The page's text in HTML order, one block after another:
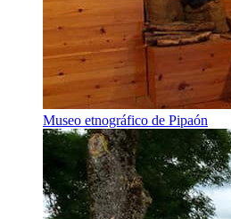
Museo etnográfico de Pipaón